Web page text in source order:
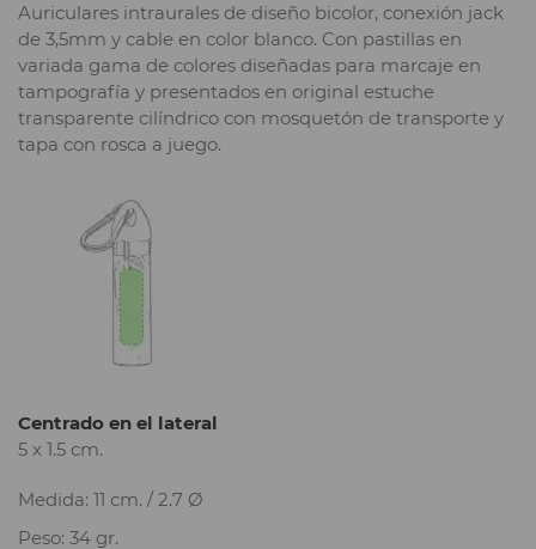
Auriculares intraurales de diseño bicolor, conexión jack
de 3,5mm y cable en color blanco. Con pastillas en
variada gama de colores diseñadas para marcaje en
tampografía y presentados en original estuche
transparente cilíndrico con mosquetón de transporte y
tapa con rosca a juego.
Centrado en el lateral
5 x 1.5 cm.
Medida: 11 cm. / 2.7 Ø
Peso: 34 gr.